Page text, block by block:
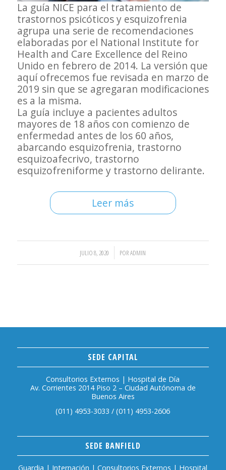
La guía NICE para el tratamiento de
trastornos psicóticos y esquizofrenia
agrupa una serie de recomendaciones
elaboradas por el National Institute for
Health and Care Excellence del Reino
Unido en febrero de 2014. La versión que
aquí ofrecemos fue revisada en marzo de
2019 sin que se agregaran modificaciones
es a la misma.
La guía incluye a pacientes adultos
mayores de 18 años con comienzo de
enfermedad antes de los 60 años,
abarcando esquizofrenia, trastorno
esquizoafecrivo, trastorno
esquizofreniforme y trastorno delirante.
Leer más
JULIO 8, 2020
/ PORADMIN
SEDE CAPITAL
Consultorios Externos | Hospital de Día
Av. Corrientes 2014 Piso 2 – Ciudad Autónoma de
Buenos Aires
(011) 4953-3033/(011) 4953-2606
SEDE BANFIELD
Guardia | Internación | Consultorios Externos | Hospital